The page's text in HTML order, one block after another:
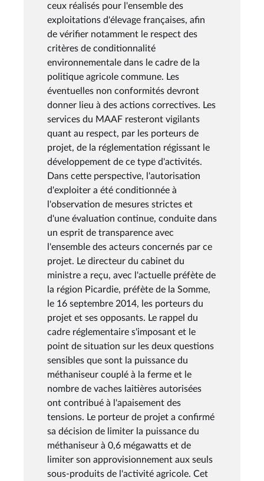
ceux réalisés pour l'ensemble des
exploitations d'élevage françaises, afin
de vérifier notamment le respect des
critères de conditionnalité
environnementale dans le cadre de la
politique agricole commune. Les
éventuelles non conformités devront
donner lieu à des actions correctives. Les
services du MAAF resteront vigilants
quant au respect, par les porteurs de
projet, de la réglementation régissant le
développement de ce type d'activités.
Dans cette perspective, l'autorisation
d'exploiter a été conditionnée à
l'observation de mesures strictes et
d'une évaluation continue, conduite dans
un esprit de transparence avec
l'ensemble des acteurs concernés par ce
projet. Le directeur du cabinet du
ministre a reçu, avec l'actuelle préfète de
la région Picardie, préfète de la Somme,
le 16 septembre 2014, les porteurs du
projet et ses opposants. Le rappel du
cadre réglementaire s'imposant et le
point de situation sur les deux questions
sensibles que sont la puissance du
méthaniseur couplé à la ferme et le
nombre de vaches laitières autorisées
ont contribué à l'apaisement des
tensions. Le porteur de projet a confirmé
sa décision de limiter la puissance du
méthaniseur à 0,6 mégawatts et de
limiter son approvisionnement aux seuls
sous-produits de l'activité agricole. Cet